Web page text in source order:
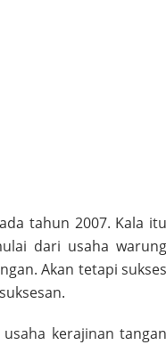
tahun 2007. Kala itu
dari usaha warung
Akan tetapi sukses
kerajinan tangan